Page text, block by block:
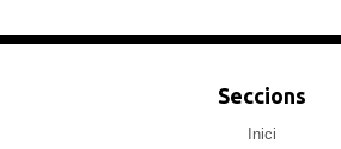
Seccions
Inici